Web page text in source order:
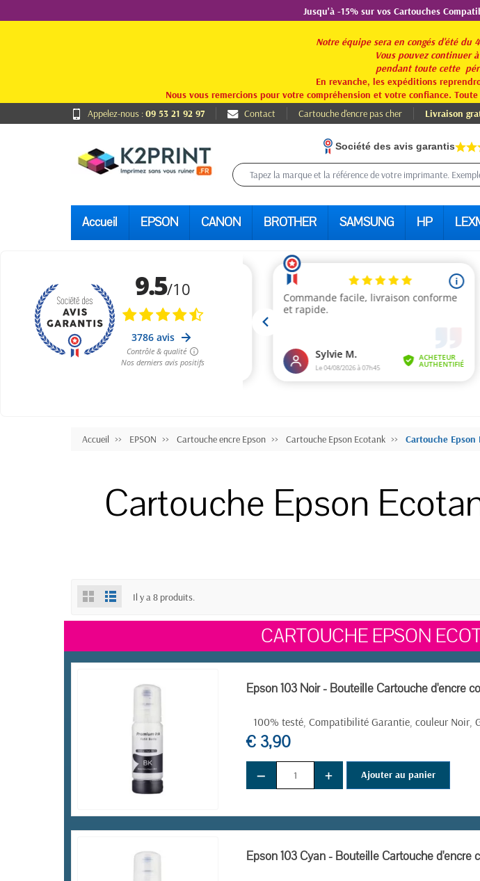
Jusqu'à -15% sur vos Cartouches
Notre équipe sera en congés d'été du
Vous pouvez continuer à
pendant toute cette
En revanche, les expéditions
Nous vous remercions pour votre compréhension et votre confiance.
Appelez-nous :09 53 21 92 97 Contact Cartouche d'encre pas cher Livraison
Société des avis garantis
Accueil EPSON CANON BROTHER SAMSUNG HP
Accueil EPSON Cartouche encre Epson Cartouche Epson Ecotank Cartouche Epson
Cartouche Epson
Il y a 8 produits.
CARTOUCHE EPSON
Epson 103 Noir - Bouteille Cartouche d'encre
100% testé, Compatibilité Garantie, couleur Noir,
€ 3,90
− + Ajouter au panier
Epson 103 Cyan - Bouteille Cartouche